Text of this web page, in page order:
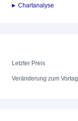
► Chartanalyse
Letzter Preis
Veränderung zum Vortag